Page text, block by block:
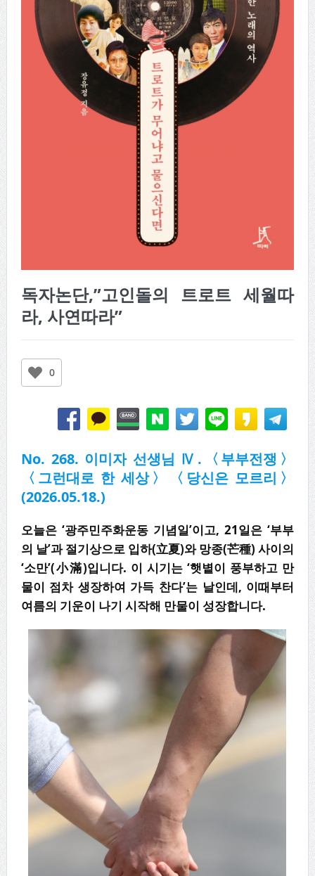
독자논단,”고인돌의 트로트 세월따
라, 사연따라”
0
No. 268. 이미자 선생님 Ⅳ.〈부부전쟁〉
〈그런대로 한 세상〉〈당신은 모르리〉
(2026.05.18.)
오늘은 ‘광주민주화운동 기념일’이고, 21일은 ‘부부
의 날’과 절기상으로 입하(立夏)와 망종(芒種) 사이의
‘소만’(小滿)입니다. 이 시기는 ‘햇볕이 풍부하고 만
물이 점차 생장하여 가득 찬다’는 날인데, 이때부터
여름의 기운이 나기 시작해 만물이 성장합니다.